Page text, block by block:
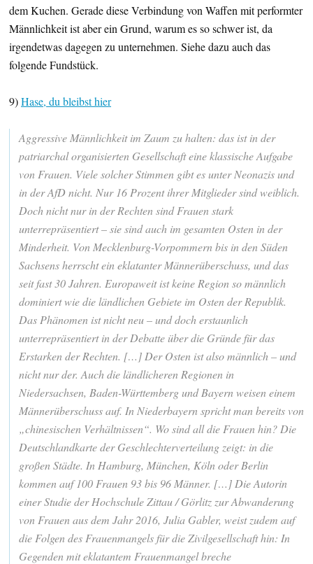
dem Kuchen. Gerade diese Verbindung von Waffen mit performter
Männlichkeit ist aber ein Grund, warum es so schwer ist, da
irgendetwas dagegen zu unternehmen. Siehe dazu auch das
folgende Fundstück.
9)Hase, du bleibst hier
Aggressive Männlichkeit im Zaum zu halten: das ist in der
patriarchal organisierten Gesellschaft eine klassische Aufgabe
von Frauen. Viele solcher Stimmen gibt es unter Neonazis und
in der AfD nicht. Nur 16 Prozent ihrer Mitglieder sind weiblich.
Doch nicht nur in der Rechten sind Frauen stark
unterrepräsentiert – sie sind auch im gesamten Osten in der
Minderheit. Von Mecklenburg-Vorpommern bis in den Süden
Sachsens herrscht ein eklatanter Männerüberschuss, und das
seit fast 30 Jahren. Europaweit ist keine Region so männlich
dominiert wie die ländlichen Gebiete im Osten der Republik.
Das Phänomen ist nicht neu – und doch erstaunlich
unterrepräsentiert in der Debatte über die Gründe für das
Erstarken der Rechten. […] Der Osten ist also männlich – und
nicht nur der. Auch die ländlicheren Regionen in
Niedersachsen, Baden-Württemberg und Bayern weisen einem
Männerüberschuss auf. In Niederbayern spricht man bereits von
„chinesischen Verhältnissen“. Wo sind all die Frauen hin? Die
Deutschlandkarte der Geschlechterverteilung zeigt: in die
großen Städte. In Hamburg, München, Köln oder Berlin
kommen auf 100 Frauen 93 bis 96 Männer. […] Die Autorin
einer Studie der Hochschule Zittau / Görlitz zur Abwanderung
von Frauen aus dem Jahr 2016, Julia Gabler, weist zudem auf
die Folgen des Frauenmangels für die Zivilgesellschaft hin: In
Gegenden mit eklatantem Frauenmangel breche